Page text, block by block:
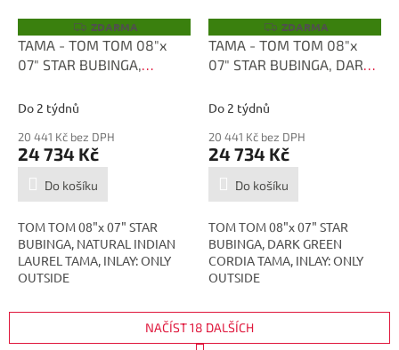
Z
D
A
R
ZDARMA
TAMA - TOM TOM 08"x
07" STAR BUBINGA,
TBT0807S-LNTI
Do 2 týdnů
20 441 Kč bez DPH
24 734 Kč
Do košíku
TOM TOM 08"x 07" STAR
BUBINGA, NATURAL INDIAN
LAUREL TAMA, INLAY: ONLY
OUTSIDE
Z
D
A
R
ZDARMA
TAMA - TOM TOM 08"x
07" STAR BUBINGA, DARK
CDKG
Do 2 týdnů
20 441 Kč bez DPH
24 734 Kč
Do košíku
TOM TOM 08"x 07" STAR
BUBINGA, DARK GREEN
CORDIA TAMA, INLAY: ONLY
OUTSIDE
NAČÍST 18 DALŠÍCH